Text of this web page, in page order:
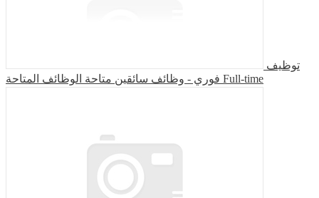
توظيف
فوري - وظائف سائقين متاحة الوظائف المتاحة Full-time